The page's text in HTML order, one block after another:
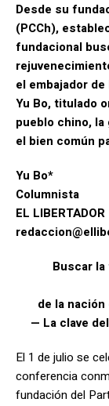
Desde su
(PCCh),
fundacional
el embajador
Yu Bo, titulado
pueblo chino,
el bien común
Yu Bo*
Columnista
EL LIBERTADOR
Buscar
de la
— La clave
El 1 de julio se
conferencia
fundación del